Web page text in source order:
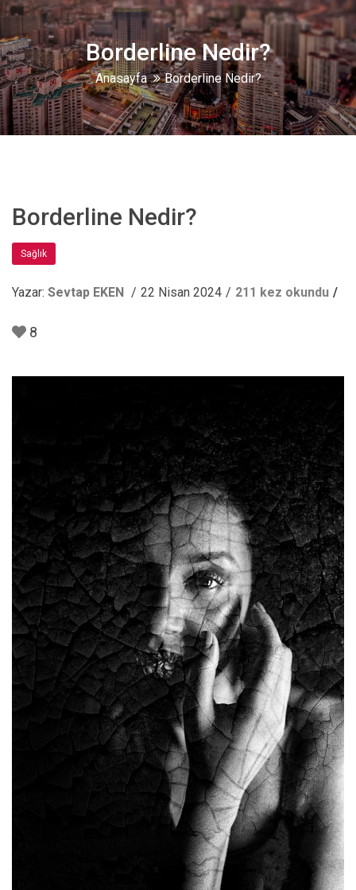
Borderline Nedir?
Anasayfa Borderline Nedir?
Borderline Nedir?
Sağlık
Yazar: Sevtap EKEN 22 Nisan 2024 211 kez okundu
8